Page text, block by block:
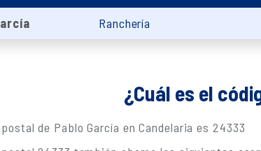
Ranchería
¿Cuál es el
de Pablo García en Candelaria es 24333